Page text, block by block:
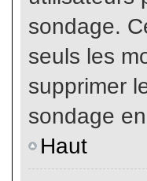
sondage.
seuls les
supprimer
sondage
Haut